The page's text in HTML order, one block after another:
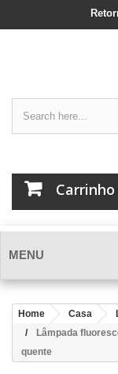
Carrinho
MENU
Home Casa
Lâmpada
quente